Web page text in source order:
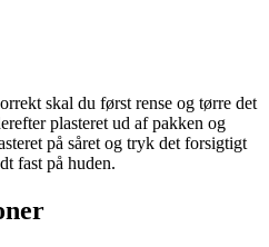
skal du først rense og tørre det
plasteret ud af pakken og
på såret og tryk det forsigtigt
fast på huden.